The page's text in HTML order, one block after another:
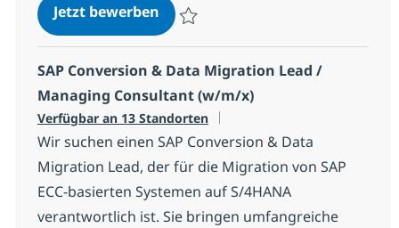
Jetzt bewerbenSAP BTP Senior Integration
SAP Conversion & Data Migration Lead /
Managing Consultant (w/m/x)
Verfügbar an 13 Standorten
Wir suchen einen SAP Conversion & Data
Migration Lead, der für die Migration von SAP
ECC-basierten Systemen auf S/4HANA
verantwortlich ist. Sie bringen umfangreiche